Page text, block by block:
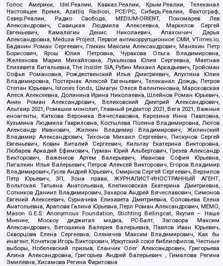
Голос Америки, Idel.Реалии, Кавказ.Реалии, Крым.Реалии, Телеканал
Настоящее Время, Azatliq Radiosi, PCE/PC, Сибирь.Реалии, Фактограф,
Север.Реалии, Радио Свобода, MEDIUM-ORIENT, Пономарев Лев
Александрович, Савицкая Людмила Алексеевна, Маркелов Сергей
Евгеньевич, Камалягин Денис Николаевич, Апахончич Дарья
Александровна, Medusa Project, Первое антикоррупционное СМИ, VTimes.io,
Баданин Роман Сергеевич, Гликин Максим Александрович, Маняхин Петр
Борисович, Ярош Юлия Петровна, Чуракова Ольга Владимировна,
Железнова Мария Михайловна, Лукьянова Юлия Сергеевна, Маетная
Елизавета Витальевна, The Insider SIA, Рубин Михаил Аркадьевич, Гройсман
Софья Романовна, Рождественский Илья Дмитриевич, Апухтина Юлия
Владимировна, Постернак Алексей Евгеньевич, Телеканал Дождь, Петров
Степан Юрьевич, Istories fonds, Шмагун Олеся Валентиновна, Мароховская
Алеся Алексеевна, Долинина Ирина Николаевна, Шлейнов Роман Юрьевич,
Анин Роман Александрович, Великовский Дмитрий Александрович,
Альтаир 2021, Ромашки монолит, Главный редактор 2021, Вега 2021, Важные
иноагенты, Каткова Вероника Вячеславовна, Карезина Инна Павловна,
Кузьмина Людмила Гавриловна, Костылева Полина Владимировна, Лютов
Александр Иванович, Жилкин Владимир Владимирович, Жилинский
Владимир Александрович, Тихонов Михаил Сергеевич, Пискунов Сергей
Евгеньевич, Ковин Виталий Сергеевич, Кильтау Екатерина Викторовна,
Любарев Аркадий Ефимович, Гурман Юрий Альбертович, Грезев Александр
Викторович, Важенков Артем Валерьевич, Иванова София Юрьевна,
Пигалкин Илья Валерьевич, Петров Алексей Викторович, Егоров Владимир
Владимирович, Гусев Андрей Юрьевич, Смирнов Сергей Сергеевич, Верзилов
Петр Юрьевич, ЗП, Зона права, ЖУРНАЛИСТ-ИНОСТРАННЫЙ АГЕНТ,
Вольтская Татьяна Анатольевна, Клепиковская Екатерина Дмитриевна,
Сотников Даниил Владимирович, Захаров Андрей Вячеславович, Симонов
Евгений Алексеевич, Сурначева Елизавета Дмитриевна, Соловьева Елена
Анатольевна, Арапова Галина Юрьевна, Перл Роман Александрович, МЕМО,
Mason G.E.S. Anonymous Foundation, Stichting Bellingcat, Якутия – Наше
Мнение, Москоу диджитал медиа, РС-Балт, Заговора Максим
Александрович, Ветошкина Валерия Валерьевна, Павлов Иван Юрьевич,
Скворцова Елена Сергеевна, Оленичев Максим Владимирович, Как бы
инагент, Кочетков Игорь Викторович, Иркутский союз библиофилов, Честные
выборы, Нобелевский призыв, Еланчик Олег Александрович, Григорьева
Алина Александровна, Григорьев Андрей Валерьевич , Гималова Регина
Эмилевна, Хисамова Регина Фаритовна